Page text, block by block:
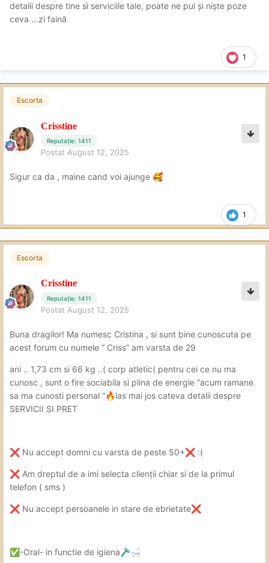
detalii despre tine sì serviciile tale, poate ne pui și niște poze
ceva …zi faină
1
Escorta
Crisstine
Reputație: 1411
Postat August 12, 2025
Sigur ca da , maine cand voi ajunge 🥰
1
Escorta
Crisstine
Reputație: 1411
Postat August 12, 2025
Buna dragilor! Ma numesc Cristina , si sunt bine cunoscuta pe
acest forum cu numele “ Criss” am varsta de 29
ani .. 1,73 cm si 66 kg ..( corp atletic( pentru cei ce nu ma
cunosc , sunt o fire sociabila si plina de energie “acum ramane
sa ma cunosti personal “🔥las mai jos cateva detalii despre
SERVICII SI PRET
❌ ️ Nu accept domni cu varsta de peste 50+❌ ️:(
❌ ️ Am dreptul de a imi selecta clienții chiar si de la primul
telefon ( sms )
❌ ️ Nu accept persoanele in stare de ebrietate❌
✅️-Oral- in functie de igiena 🪒🛁